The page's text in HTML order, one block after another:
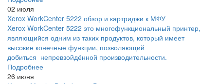
02 июля
Xerox WorkCenter 5222 обзор и картриджи к МФУ
Xerox WorkCenter 5222 это многофункциональный принтер,
являющийся одним из таких продуктов, который имеет
высокие конечные функции, позволяющий
добиться непревзойдённой производительности.
Подробнее
26 июня